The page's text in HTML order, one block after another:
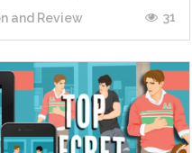
เรื่องราวของ TOMMASO
Carter มัณฑนากรมือฉมัง
...
and Review 31